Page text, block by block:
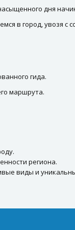
дня
в город, увозя с
гида.
маршрута.
региона.
виды и